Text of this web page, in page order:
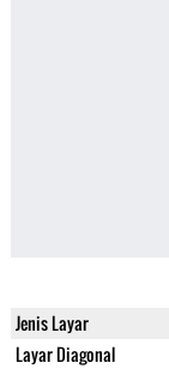
Jenis Layar
Layar Diagonal